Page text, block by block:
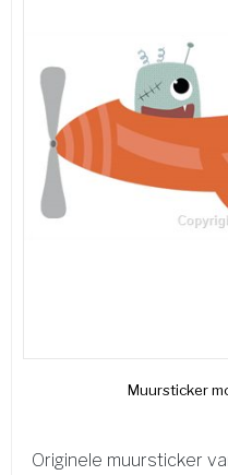
Muursticker
Originele muursticker